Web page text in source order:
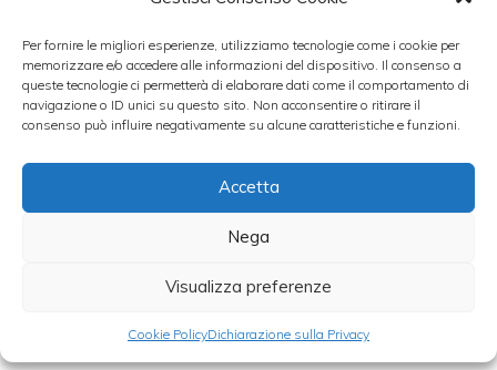
Per fornire le migliori esperienze, utilizziamo tecnologie come i cookie per
memorizzare e/o accedere alle informazioni del dispositivo. Il consenso a
queste tecnologie ci permetterà di elaborare dati come il comportamento di
navigazione o ID unici su questo sito. Non acconsentire o ritirare il
consenso può influire negativamente su alcune caratteristiche e funzioni.
Accetta
Nega
Visualizza preferenze
Cookie PolicyDichiarazione sulla Privacy
mandorle e il lievito. In un’altra ciotola,
bisognerà montare gli albumi e l’altra metà
dello zucchero che non è stato utilizzato e
montare.
A questo composto, bisognerà poi
aggiungere i tuorli, poi le polveri, ancora
tuorli e polveri, cosi fino a terminare gli
ingredienti e miscelare poi il tutto in